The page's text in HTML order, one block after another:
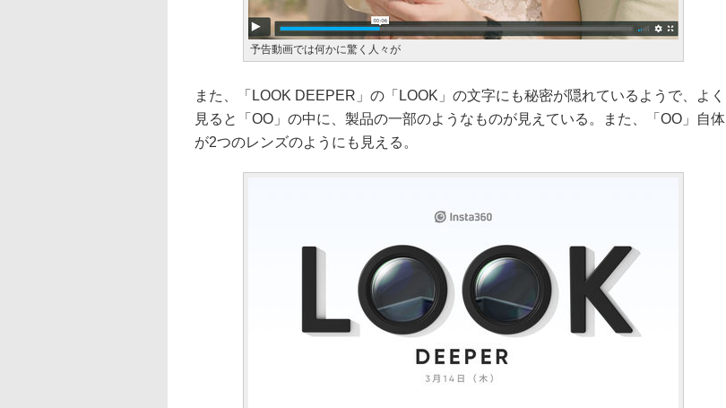
予告動画では何かに驚く人々が
また、「LOOK DEEPER」の「LOOK」の文字にも秘密が隠れているようで、よく
見ると「OO」の中に、製品の一部のようなものが見えている。また、「OO」自体
が2つのレンズのようにも見える。